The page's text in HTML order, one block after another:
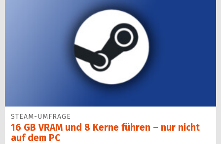
STEAM-UMFRAGE
16 GB VRAM und 8 Kerne führen – nur nicht
auf dem PC